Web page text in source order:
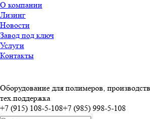
О компании
Лизинг
Новости
Завод под ключ
Услуги
Контакты
Оборудование для полимеров,
тех.поддержка
+7 (915) 108-5-108+7 (985) 998-5-108